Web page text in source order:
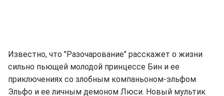
Известно, что "Разочарование" расскажет о жизни
сильно пьющей молодой принцессе Бин и ее
приключениях со злобным компаньоном-эльфом
Эльфо и ее личным демоном Люси. Новый мультик